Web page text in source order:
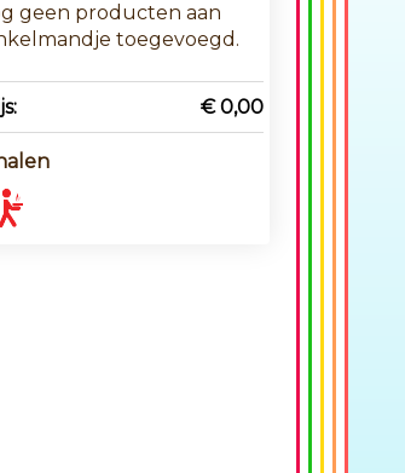
geen producten aan
toegevoegd.
€ 0,00